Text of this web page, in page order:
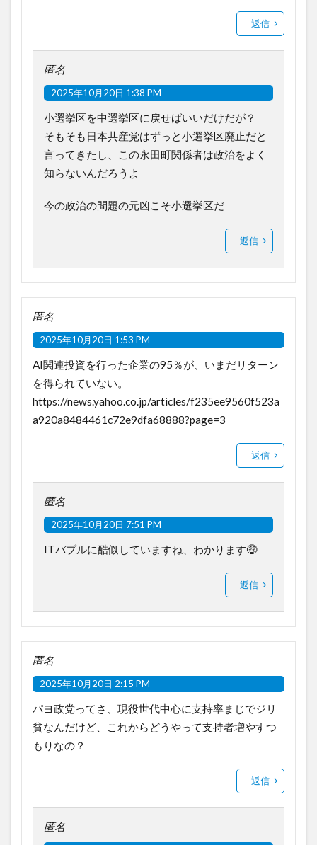
返信
匿名
2025年10月20日 1:38 PM
小選挙区を中選挙区に戻せばいいだけだが？
そもそも日本共産党はずっと小選挙区廃止だと
言ってきたし、この永田町関係者は政治をよく
知らないんだろうよ
今の政治の問題の元凶こそ小選挙区だ
返信
匿名
2025年10月20日 1:53 PM
AI関連投資を行った企業の95％が、いまだリターン
を得られていない。
https://news.yahoo.co.jp/articles/f235ee9560f523a
a920a8484461c72e9dfa68888?page=3
返信
匿名
2025年10月20日 7:51 PM
ITバブルに酷似していますね、わかります🤑
返信
匿名
2025年10月20日 2:15 PM
パヨ政党ってさ、現役世代中心に支持率まじでジリ
貧なんだけど、これからどうやって支持者増やすつ
もりなの？
返信
匿名